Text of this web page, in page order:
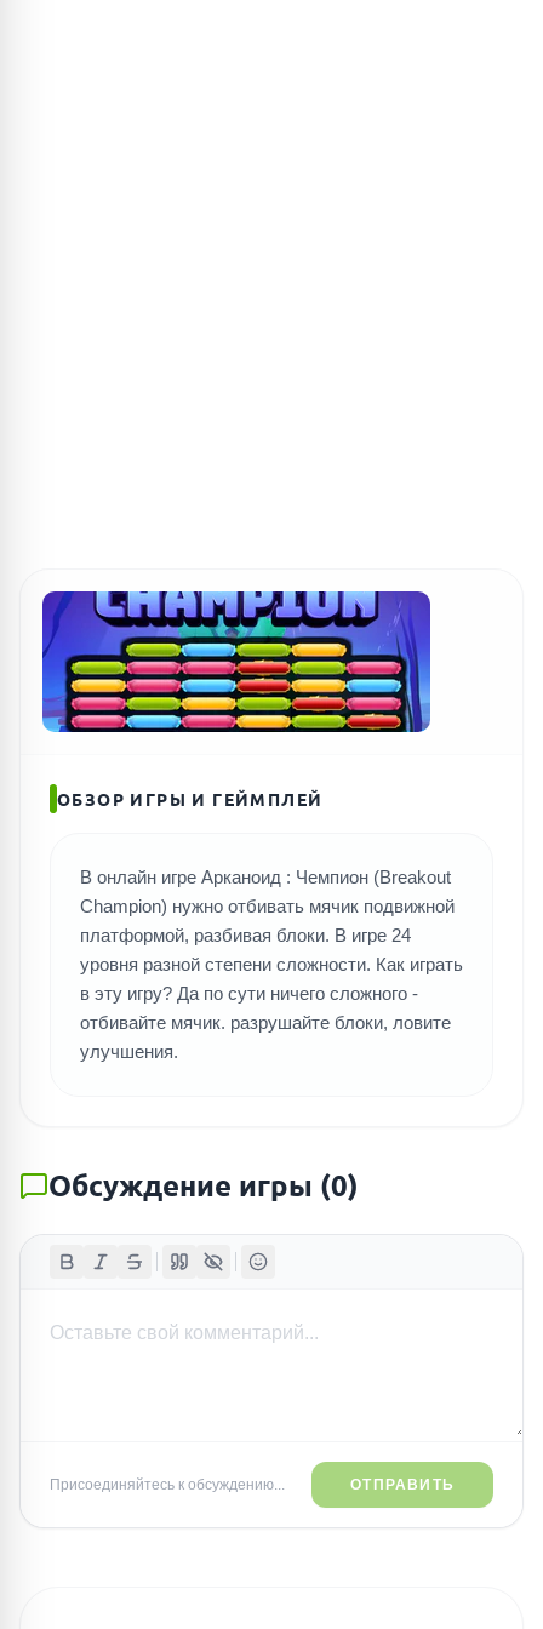
ОБЗОР ИГРЫ И ГЕЙМПЛЕЙ
В онлайн игре Арканоид : Чемпион (Breakout
Champion) нужно отбивать мячик подвижной
платформой, разбивая блоки. В игре 24
уровня разной степени сложности. Как играть
в эту игру? Да по сути ничего сложного -
отбивайте мячик. разрушайте блоки, ловите
улучшения.
Обсуждение игры (0)
Присоединяйтесь к обсуждению... ОТПРАВИТЬ